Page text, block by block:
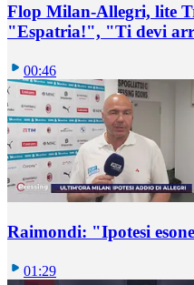
Flop Milan-Allegri, lite
"Espatria!", "Ti devi
00:46
Raimondi: "Ipotesi
01:29